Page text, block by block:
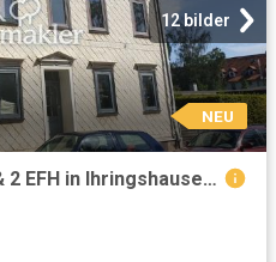
12 bilder
NEU
10 Wohnungen in Kassel & 2 EFH in Ihringshausen + Hümme zu verkaufen! Mietkauf ab €200 möglich!